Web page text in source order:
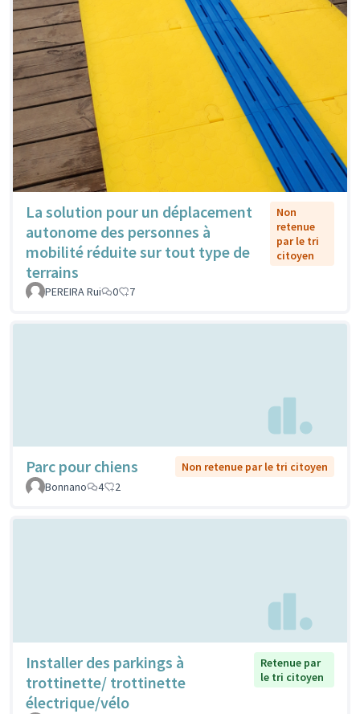
La solution pour un déplacement
autonome des personnes à
mobilité réduite sur tout type de
terrains
Non
retenue
par le tri
citoyen
PEREIRA Rui 0 7
Parc pour chiens
Non retenue par le tri citoyen
Bonnano
4 2
Installer des parkings à
trottinette/ trottinette
électrique/vélo
Retenue par
le tri citoyen